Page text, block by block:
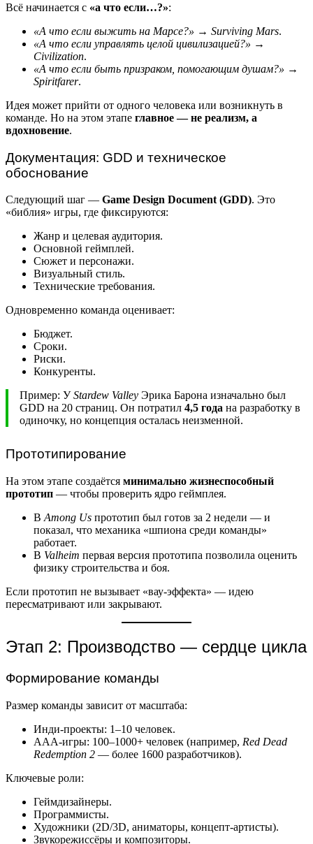
Всё начинается с «а что если…?»:
«А что если выжить на Марсе?» → Surviving Mars.
«А что если управлять целой цивилизацией?» →
Civilization.
«А что если быть призраком, помогающим душам?» →
Spiritfarer.
Идея может прийти от одного человека или возникнуть в
команде. Но на этом этапе главное — не реализм, а
вдохновение.
Документация: GDD и техническое
обоснование
Следующий шаг — Game Design Document (GDD). Это
«библия» игры, где фиксируются:
Жанр и целевая аудитория.
Основной геймплей.
Сюжет и персонажи.
Визуальный стиль.
Технические требования.
Одновременно команда оценивает:
Бюджет.
Сроки.
Риски.
Конкуренты.
Пример: УStardew Valley Эрика Барона изначально был
GDD на 20 страниц. Он потратил 4,5 года на разработку в
одиночку, но концепция осталась неизменной.
Прототипирование
На этом этапе создаётся минимально жизнеспособный
прототип — чтобы проверить ядро геймплея.
В Among Us прототип был готов за 2 недели — и
показал, что механика «шпиона среди команды»
работает.
В Valheim первая версия прототипа позволила оценить
физику строительства и боя.
Если прототип не вызывает «вау-эффекта» — идею
пересматривают или закрывают.
Этап 2: Производство — сердце цикла
Формирование команды
Размер команды зависит от масштаба:
Инди-проекты: 1–10 человек.
AAA-игры: 100–1000+ человек (например, Red Dead
Redemption 2 — более 1600 разработчиков).
Ключевые роли:
Геймдизайнеры.
Программисты.
Художники (2D/3D, аниматоры, концепт-артисты).
Звукорежиссёры и композиторы.